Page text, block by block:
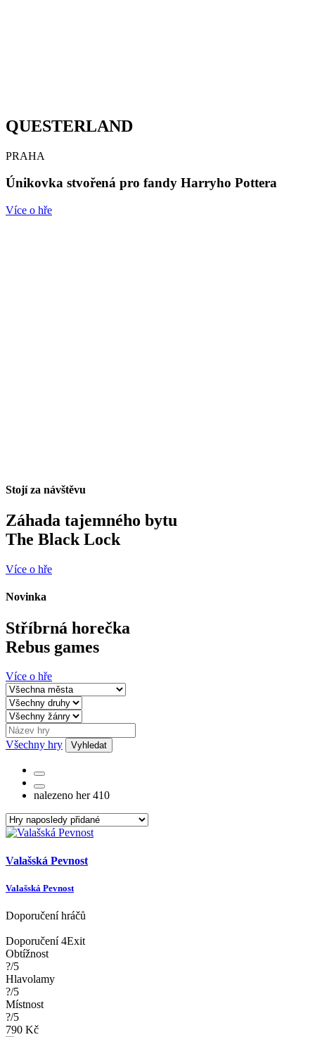
QUESTERLAND
PRAHA
Únikovka stvořená pro fandy Harryho Pottera
Více o hře
Stojí za návštěvu
Záhada tajemného bytu
The Black Lock
Více o hře
Novinka
Stříbrná horečka
Rebus games
Více o hře
Všechny hry Vyhledat
nalezeno her 410
Valašská Pevnost
Valašská Pevnost
Doporučení hráčů
Doporučení 4Exit
Obtížnost
?/5
Hlavolamy
?/5
Místnost
?/5
790 Kč